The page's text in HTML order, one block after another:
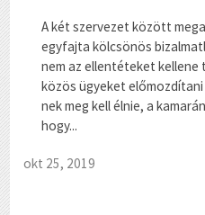
A két szervezet között
egyfajta kölcsönös
nem az ellentéteket kellene
közös ügyeket előmozdítani
nek meg kell élnie, a
hogy...
okt 25, 2019